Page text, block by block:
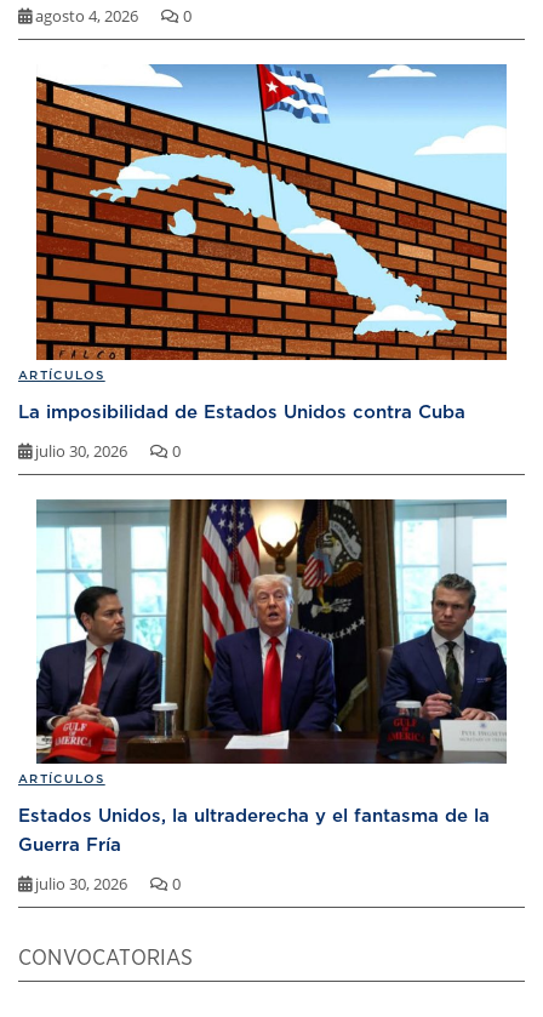
agosto 4, 2026 0
ARTÍCULOS
La imposibilidad de Estados Unidos contra Cuba
julio 30, 2026 0
ARTÍCULOS
Estados Unidos, la ultraderecha y el fantasma de la
Guerra Fría
julio 30, 2026 0
CONVOCATORIAS